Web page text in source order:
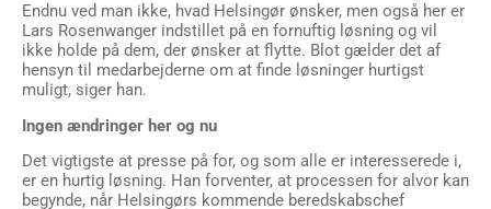
Endnu ved man ikke, hvad Helsingør ønsker, men også her er
Lars Rosenwanger indstillet på en fornuftig løsning og vil
ikke holde på dem, der ønsker at flytte. Blot gælder det af
hensyn til medarbejderne om at finde løsninger hurtigst
muligt, siger han.
Ingen ændringer her og nu
Det vigtigste at presse på for, og som alle er interesserede i,
er en hurtig løsning. Han forventer, at processen for alvor kan
begynde, når Helsingørs kommende beredskabschef